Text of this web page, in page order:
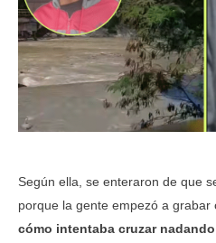
Según ella, se enteraron de que
porque la gente empezó a grabar
cómo intentaba cruzar